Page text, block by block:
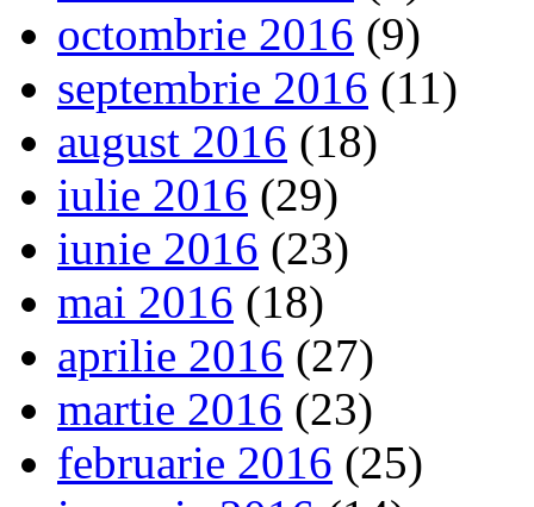
octombrie 2016 (9)
septembrie 2016 (11)
august 2016 (18)
iulie 2016 (29)
iunie 2016 (23)
mai 2016 (18)
aprilie 2016 (27)
martie 2016 (23)
februarie 2016 (25)